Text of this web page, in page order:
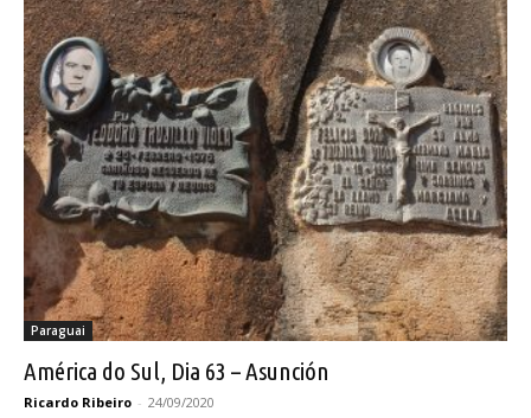
Paraguai
América do Sul, Dia 63 – Asunción
Ricardo Ribeiro - 24/09/2020